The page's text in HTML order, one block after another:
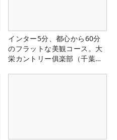
インター5分、都心から60分
のフラットな美観コース。大
栄カントリー俱楽部（千葉